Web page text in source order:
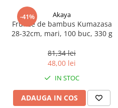
-41% Akaya
Frunze de bambus Kumazasa
28-32cm, mari, 100 buc, 330 g
81,34 lei
48,00 lei
IN STOC
ADAUGA IN COS